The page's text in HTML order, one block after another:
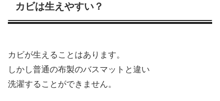
カビは生えやすい？
カビが生えることはあります。
しかし普通の布製のバスマットと違い
洗濯することができません。